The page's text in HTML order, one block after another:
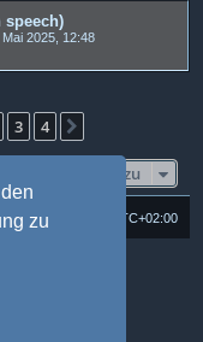
zu
speech)
2025, 12:48
3 4
Gehe zu
Alle Zeiten sind UTC+02:00
Style-Design